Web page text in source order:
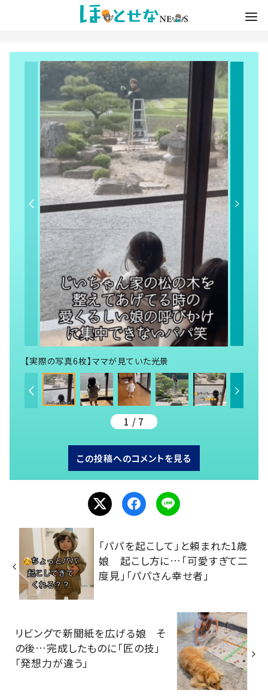
【実際の写真6枚】ママが見ていた光景
1 / 7
この投稿へのコメントを見る
「パパを起こして」と頼まれた1歳
娘 起こし方に…「可愛すぎて二
度見」「パパさん幸せ者」
リビングで新聞紙を広げる娘 そ
の後…完成したものに「匠の技」
「発想力が違う」